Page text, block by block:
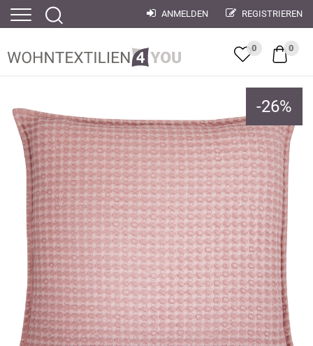
ANMELDEN REGISTRIEREN
0 0
-26%